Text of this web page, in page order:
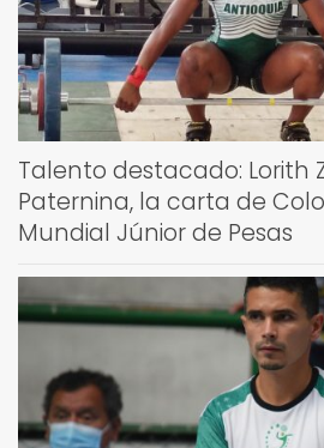
Talento destacado: Lorith
Paternina, la carta de
Mundial Júnior de Pesas